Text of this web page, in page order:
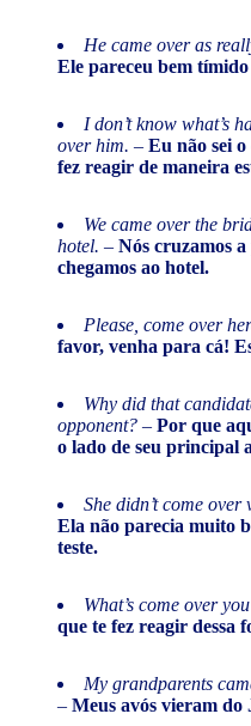
He came over as
Ele pareceu bem
I don’t know what’s
over him. – Eu não sei o
fez reagir de maneira
We came over the
hotel. – Nós cruzamos
chegamos ao hotel.
Please, come over
favor, venha para cá!
Why did that
opponent? – Por que
o lado de seu principal
She didn’t come
Ela não parecia muito
teste.
What’s come over
que te fez reagir dessa
My grandparents
– Meus avós vieram do